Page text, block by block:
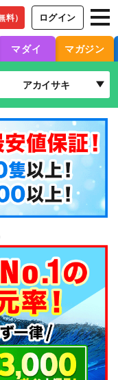
料） ログイン
マダイ マガジン
アカイサキ